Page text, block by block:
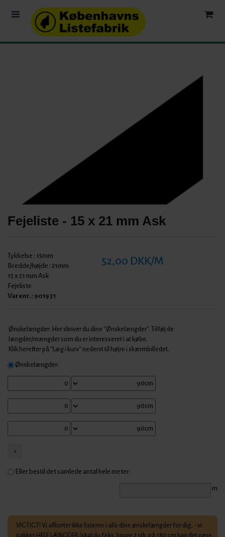
Fejeliste - 15 x 21 mm Ask
Tykkelse : 15mm
Bredde/højde : 21mm
15 x 21 mm Ask
Fejeliste
Varenr.: 901931
52,00 DKK/M
Ønskelængder: Her skriver du dine "Ønskelængder". Tilføj de
længder/mængder som du er interesseret i at købe.
Klik herefter på "Læg i kurv" nederst til højre i skærmbilledet.
Ønskelængder:
Eller bestil det samlede antal hele meter:
m
VIGTIGT! Vi afkorter ikke listerne i alle dine ønskelængder for dig, - vi
pakker HELE LÆNGDER (skal du f.eks. bruge 2 stk. på 180 cm kan det være